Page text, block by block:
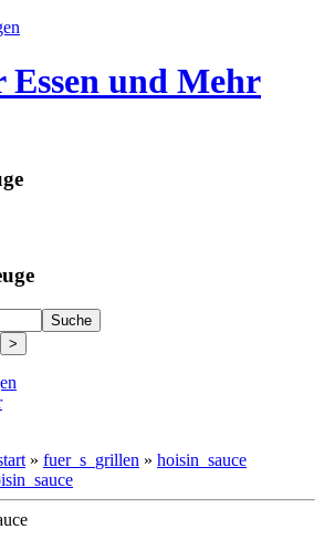
Essen und Mehr
Suche
>
» fuer_s_grillen » hoisin_sauce